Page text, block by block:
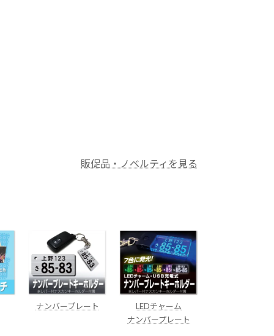
販促品・ノベルティを見る
ナンバープレート
LEDチャーム
ナンバープレート